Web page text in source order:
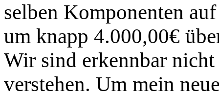
selben Komponenten
um knapp 4.000,00€
Wir sind erkennbar
verstehen. Um mein